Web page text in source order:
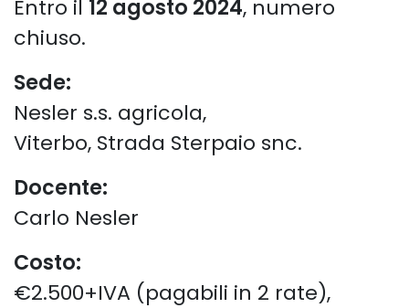
Entro il 12 agosto 2024, numero
chiuso.
Sede:
Nesler s.s. agricola,
Viterbo, Strada Sterpaio snc.
Docente:
Carlo Nesler
Costo:
€2.500+IVA (pagabili in 2 rate),